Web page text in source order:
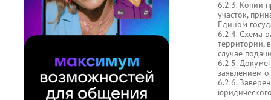
6.2.3. Копии
участок,
Едином
6.2.4. Схема
территории,
случае
6.2.5.
заявлением о
6.2.6.